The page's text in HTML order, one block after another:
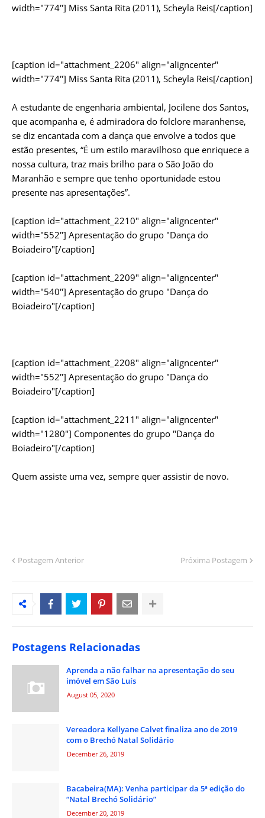
width="774"] Miss Santa Rita (2011), Scheyla Reis[/caption]
[caption id="attachment_2206" align="aligncenter"
width="774"] Miss Santa Rita (2011), Scheyla Reis[/caption]
A estudante de engenharia ambiental, Jocilene dos Santos,
que acompanha e, é admiradora do folclore maranhense,
se diz encantada com a dança que envolve a todos que
estão presentes, “É um estilo maravilhoso que enriquece a
nossa cultura, traz mais brilho para o São João do
Maranhão e sempre que tenho oportunidade estou
presente nas apresentações”.
[caption id="attachment_2210" align="aligncenter"
width="552"] Apresentação do grupo "Dança do
Boiadeiro"[/caption]
[caption id="attachment_2209" align="aligncenter"
width="540"] Apresentação do grupo "Dança do
Boiadeiro"[/caption]
[caption id="attachment_2208" align="aligncenter"
width="552"] Apresentação do grupo "Dança do
Boiadeiro"[/caption]
[caption id="attachment_2211" align="aligncenter"
width="1280"] Componentes do grupo "Dança do
Boiadeiro"[/caption]
Quem assiste uma vez, sempre quer assistir de novo.
Postagem Anterior Próxima Postagem
Postagens Relacionadas
Aprenda a não falhar na apresentação do seu
imóvel em São Luís
August 05, 2020
Vereadora Kellyane Calvet finaliza ano de 2019
com o Brechó Natal Solidário
December 26, 2019
Bacabeira(MA): Venha participar da 5ª edição do
“Natal Brechó Solidário”
December 20, 2019